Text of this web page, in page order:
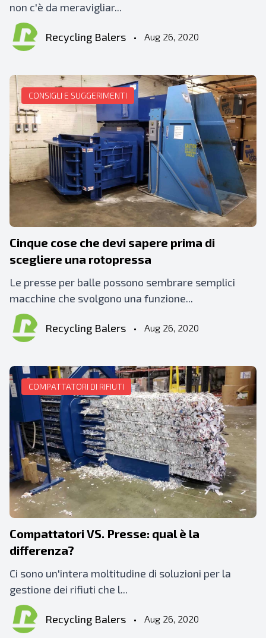
non c'è da meravigliar...
Recycling Balers • Aug 26, 2020
CONSIGLI E SUGGERIMENTI
Cinque cose che devi sapere prima di
scegliere una rotopressa
Le presse per balle possono sembrare semplici
macchine che svolgono una funzione...
Recycling Balers • Aug 26, 2020
COMPATTATORI DI RIFIUTI
Compattatori VS. Presse: qual è la
differenza?
Ci sono un'intera moltitudine di soluzioni per la
gestione dei rifiuti che l...
Recycling Balers • Aug 26, 2020